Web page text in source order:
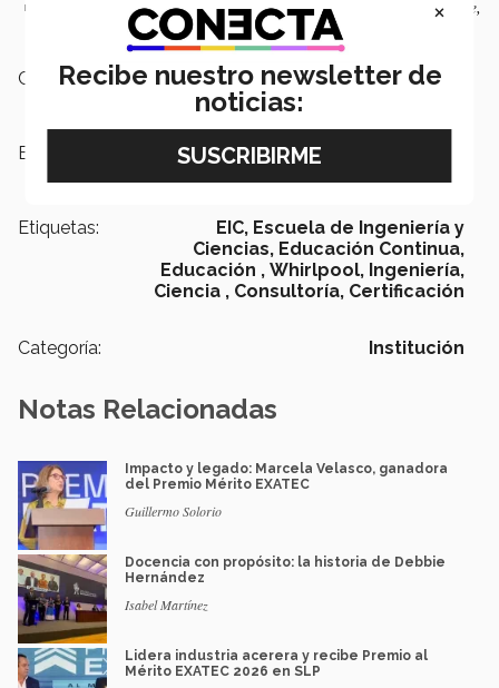
Martín López Méndez, director de Vinculación, Región Norte,
Tec de Monterrey
Campus: Nacional
Escuelas: Ingeniería y Ciencias
Etiquetas: EIC, Escuela de Ingeniería y
Ciencias, Educación Continua,
Educación , Whirlpool, Ingeniería,
Ciencia , Consultoría, Certificación
Categoría: Institución
Notas Relacionadas
Impacto y legado: Marcela Velasco, ganadora
del Premio Mérito EXATEC
Guillermo Solorio
Docencia con propósito: la historia de Debbie
Hernández
Isabel Martínez
Lidera industria acerera y recibe Premio al
Mérito EXATEC 2026 en SLP
×
Recibe nuestro newsletter de
noticias: